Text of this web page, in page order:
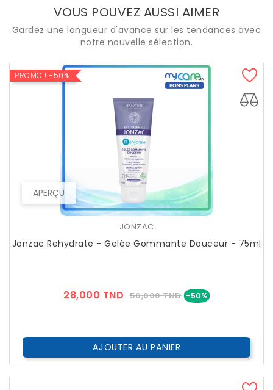
VOUS POUVEZ AUSSI AIMER
Gardez une longueur d'avance sur les tendances avec
notre nouvelle sélection.
APERÇU
PROMO ! -50%
JONZAC
Jonzac Rehydrate - Gelée Gommante Douceur - 75ml
28,000 TND Prix
56,000 TND -50%Prix
AJOUTER AU PANIER